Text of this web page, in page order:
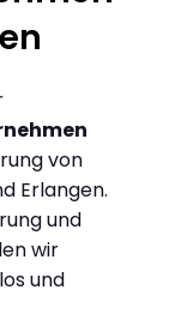
von
Erlangen.
und
wir
und